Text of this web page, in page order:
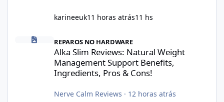
karineeuk11 horas atrás11 hs
REPAROS NO HARDWARE
Alka Slim Reviews: Natural Weight
Management Support Benefits,
Ingredients, Pros & Cons!
Nerve Calm Reviews · 12 horas atrás